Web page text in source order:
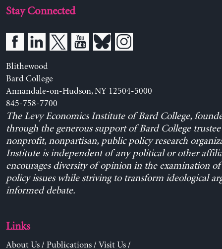
Stay Connected
Blithewood
Bard College
Annandale-on-Hudson, NY 12504-5000
845-758-7700
The Levy Economics Institute of Bard College,
through the generous support of Bard College trustee
nonprofit, nonpartisan, public policy research
Institute is independent of any political or other
encourages diversity of opinion in the examination
policy issues while striving to transform ideological
informed debate.
Links
About Us/ Publications/ Visit Us/